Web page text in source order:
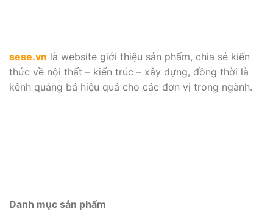
sese.vn là website giới thiệu sản phẩm, chia sẻ kiến
thức về nội thất – kiến trúc – xây dựng, đồng thời là
kênh quảng bá hiệu quả cho các đơn vị trong ngành.
Danh mục sản phẩm